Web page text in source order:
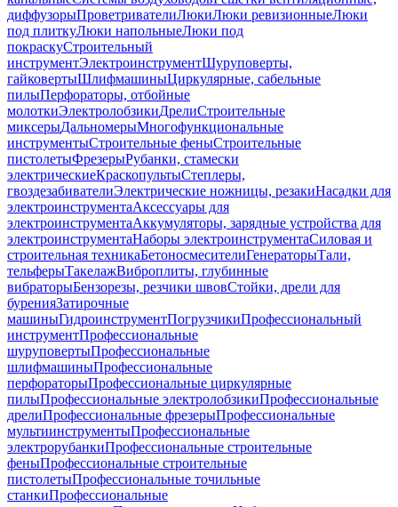
диффузорыПроветривателиЛюкиЛюки ревизионныеЛюки
под плиткуЛюки напольныеЛюки под
покраскуСтроительный
инструментЭлектроинструментШуруповерты,
гайковертыШлифмашиныЦиркулярные, сабельные
пилыПерфораторы, отбойные
молоткиЭлектролобзикиДрелиСтроительные
миксерыДальномерыМногофункциональные
инструментыСтроительные феныСтроительные
пистолетыФрезерыРубанки, стамески
электрическиеКраскопультыСтеплеры,
гвоздезабивателиЭлектрические ножницы, резакиНасадки для
электроинструментаАксессуары для
электроинструментаАккумуляторы, зарядные устройства для
электроинструментаНаборы электроинструментаСиловая и
строительная техникаБетоносмесителиГенераторыТали,
тельферыТакелажВиброплиты, глубинные
вибраторыБензорезы, резчики швовСтойки, дрели для
буренияЗатирочные
машиныГидроинструментПогрузчикиПрофессиональный
инструментПрофессиональные
шуруповертыПрофессиональные
шлифмашиныПрофессиональные
перфораторыПрофессиональные циркулярные
пилыПрофессиональные электролобзикиПрофессиональные
дрелиПрофессиональные фрезерыПрофессиональные
мультиинструментыПрофессиональные
электрорубанкиПрофессиональные строительные
феныПрофессиональные строительные
пистолетыПрофессиональные точильные
станкиПрофессиональные